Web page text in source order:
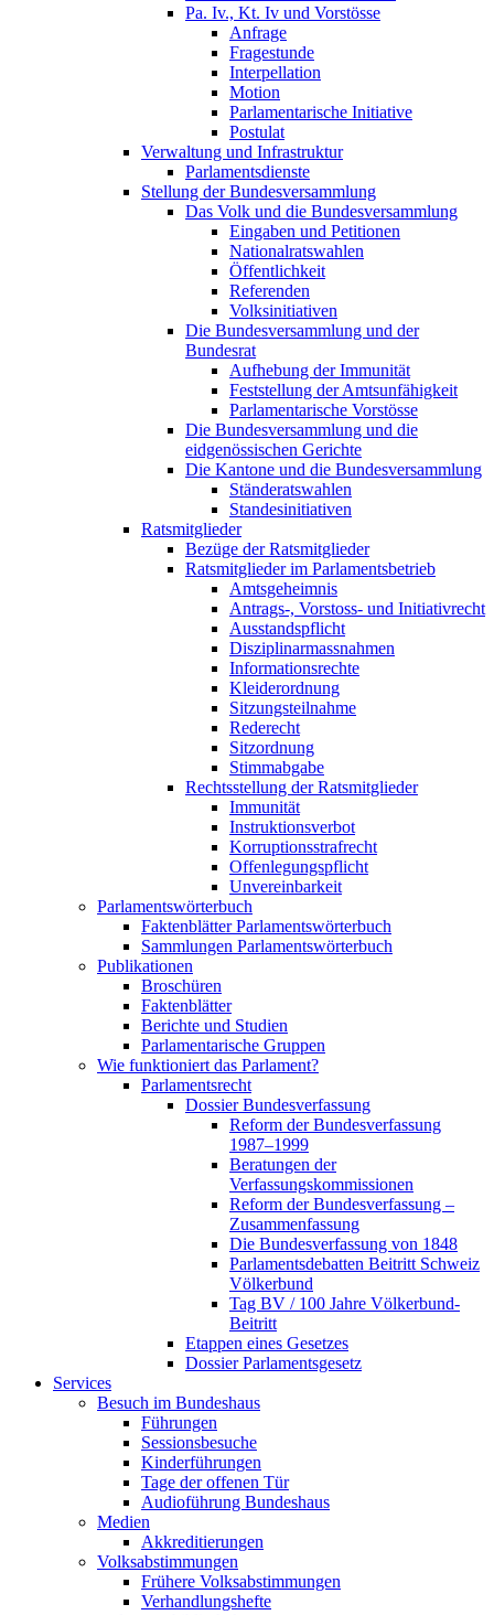
Pa. Iv., Kt. Iv und Vorstösse
Anfrage
Fragestunde
Interpellation
Motion
Parlamentarische Initiative
Postulat
Verwaltung und Infrastruktur
Parlamentsdienste
Stellung der Bundesversammlung
Das Volk und die Bundesversammlung
Eingaben und Petitionen
Nationalratswahlen
Öffentlichkeit
Referenden
Volksinitiativen
Die Bundesversammlung und der
Bundesrat
Aufhebung der Immunität
Feststellung der Amtsunfähigkeit
Parlamentarische Vorstösse
Die Bundesversammlung und die
eidgenössischen Gerichte
Die Kantone und die Bundesversammlung
Ständeratswahlen
Standesinitiativen
Ratsmitglieder
Bezüge der Ratsmitglieder
Ratsmitglieder im Parlamentsbetrieb
Amtsgeheimnis
Antrags-, Vorstoss- und Initiativrecht
Ausstandspflicht
Disziplinarmassnahmen
Informationsrechte
Kleiderordnung
Sitzungsteilnahme
Rederecht
Sitzordnung
Stimmabgabe
Rechtsstellung der Ratsmitglieder
Immunität
Instruktionsverbot
Korruptionsstrafrecht
Offenlegungspflicht
Unvereinbarkeit
Parlamentswörterbuch
Faktenblätter Parlamentswörterbuch
Sammlungen Parlamentswörterbuch
Publikationen
Broschüren
Faktenblätter
Berichte und Studien
Parlamentarische Gruppen
Wie funktioniert das Parlament?
Parlamentsrecht
Dossier Bundesverfassung
Reform der Bundesverfassung
1987–1999
Beratungen der
Verfassungskommissionen
Reform der Bundesverfassung –
Zusammenfassung
Die Bundesverfassung von 1848
Parlamentsdebatten Beitritt Schweiz
Völkerbund
Tag BV / 100 Jahre Völkerbund-
Beitritt
Etappen eines Gesetzes
Dossier Parlamentsgesetz
Services
Besuch im Bundeshaus
Führungen
Sessionsbesuche
Kinderführungen
Tage der offenen Tür
Audioführung Bundeshaus
Medien
Akkreditierungen
Volksabstimmungen
Frühere Volksabstimmungen
Verhandlungshefte